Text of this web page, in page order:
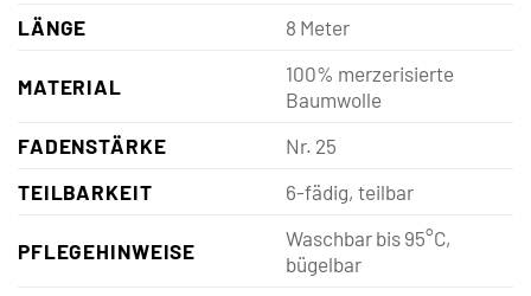
LÄNGE
8 Meter
MATERIAL
100% merzerisierte
Baumwolle
FADENSTÄRKE
Nr. 25
TEILBARKEIT
6-fädig, teilbar
PFLEGEHINWEISE
Waschbar bis 95°C,
bügelbar